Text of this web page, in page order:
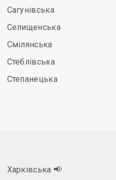
Сагунівська
Селищенська
Смілянська
Стеблівська
Степанецька
Харківська 📢